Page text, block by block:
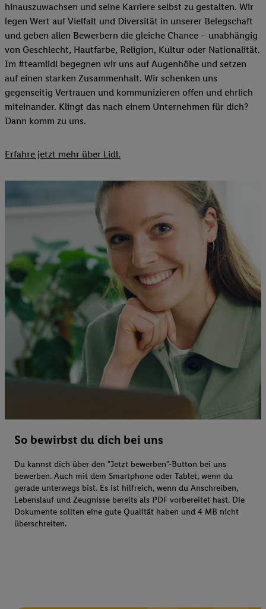
hinauszuwachsen und seine Karriere selbst zu gestalten. Wir
legen Wert auf Vielfalt und Diversität in unserer Belegschaft
und geben allen Bewerbern die gleiche Chance – unabhängig
von Geschlecht, Hautfarbe, Religion, Kultur oder Nationalität.
Im #teamlidl begegnen wir uns auf Augenhöhe und setzen
auf einen starken Zusammenhalt. Wir schenken uns
gegenseitig Vertrauen und kommunizieren offen und ehrlich
miteinander. Klingt das nach einem Unternehmen für dich?
Dann komm zu uns.​
Erfahre jetzt mehr über Lidl.
So bewirbst du dich bei uns
Du kannst dich über den "Jetzt bewerben"-Button bei uns
bewerben. Auch mit dem Smartphone oder Tablet, wenn du
gerade unterwegs bist. Es ist hilfreich, wenn du Anschreiben,
Lebenslauf und Zeugnisse bereits als PDF vorbereitet hast. Die
Dokumente sollten eine gute Qualität haben und 4 MB nicht
überschreiten.